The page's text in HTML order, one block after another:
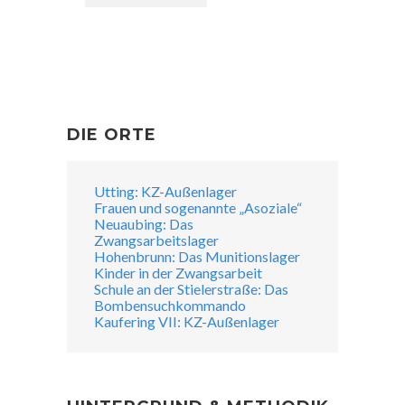
DIE ORTE
Utting: KZ-Außenlager
Frauen und sogenannte „Asoziale“
Neuaubing: Das
Zwangsarbeitslager
Hohenbrunn: Das Munitionslager
Kinder in der Zwangsarbeit
Schule an der Stielerstraße: Das
Bombensuchkommando
Kaufering VII: KZ-Außenlager